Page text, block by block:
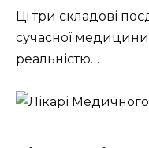
Ці три складові
сучасної
реальністю…